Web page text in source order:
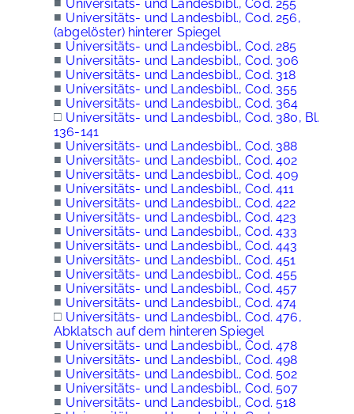
Universitäts- und Landesbibl., Cod. 255
■ Universitäts- und Landesbibl., Cod. 256,
(abgelöster) hinterer Spiegel
■ Universitäts- und Landesbibl., Cod. 285
■ Universitäts- und Landesbibl., Cod. 306
■ Universitäts- und Landesbibl., Cod. 318
■ Universitäts- und Landesbibl., Cod. 355
■ Universitäts- und Landesbibl., Cod. 364
□ Universitäts- und Landesbibl., Cod. 380, Bl.
136-141
■ Universitäts- und Landesbibl., Cod. 388
■ Universitäts- und Landesbibl., Cod. 402
■ Universitäts- und Landesbibl., Cod. 409
■ Universitäts- und Landesbibl., Cod. 411
■ Universitäts- und Landesbibl., Cod. 422
■ Universitäts- und Landesbibl., Cod. 423
■ Universitäts- und Landesbibl., Cod. 433
■ Universitäts- und Landesbibl., Cod. 443
■ Universitäts- und Landesbibl., Cod. 451
■ Universitäts- und Landesbibl., Cod. 455
■ Universitäts- und Landesbibl., Cod. 457
■ Universitäts- und Landesbibl., Cod. 474
□ Universitäts- und Landesbibl., Cod. 476,
Abklatsch auf dem hinteren Spiegel
■ Universitäts- und Landesbibl., Cod. 478
■ Universitäts- und Landesbibl., Cod. 498
■ Universitäts- und Landesbibl., Cod. 502
■ Universitäts- und Landesbibl., Cod. 507
■ Universitäts- und Landesbibl., Cod. 518